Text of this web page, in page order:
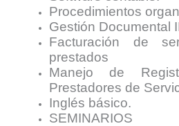
Procedimientos
Gestión Documental
Facturación de
prestados
Manejo de
Prestadores de
Inglés básico.
SEMINARIOS